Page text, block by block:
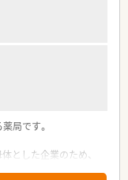
局です。
とした企業のため、